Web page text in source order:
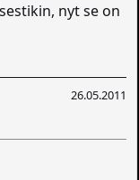
nyt se on
26.05.2011